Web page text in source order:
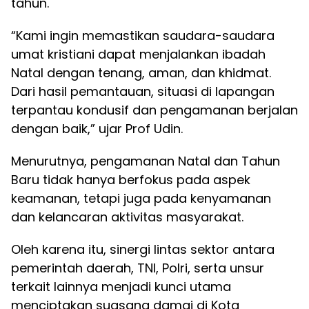
“Kami ingin memastikan saudara-saudara
umat kristiani dapat menjalankan ibadah
Natal dengan tenang, aman, dan khidmat.
Dari hasil pemantauan, situasi di lapangan
terpantau kondusif dan pengamanan berjalan
dengan baik,” ujar Prof Udin.
Menurutnya, pengamanan Natal dan Tahun
Baru tidak hanya berfokus pada aspek
keamanan, tetapi juga pada kenyamanan
dan kelancaran aktivitas masyarakat.
Oleh karena itu, sinergi lintas sektor antara
pemerintah daerah, TNI, Polri, serta unsur
terkait lainnya menjadi kunci utama
menciptakan suasana damai di Kota